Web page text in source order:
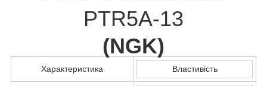
PTR5A-13
(NGK)
Характеристика Властивість